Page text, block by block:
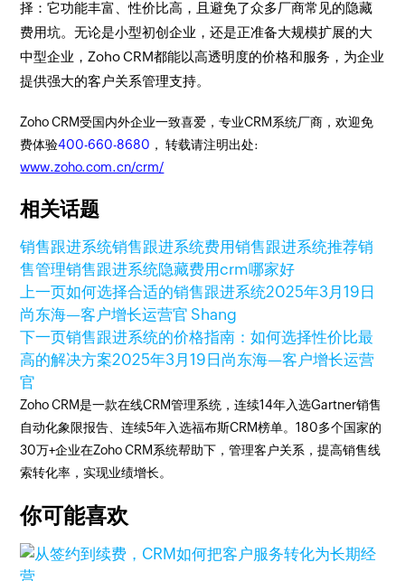
择：它功能丰富、性价比高，且避免了众多厂商常见的隐藏
费用坑。无论是小型初创企业，还是正准备大规模扩展的大
中型企业，Zoho CRM都能以高透明度的价格和服务，为企业
提供强大的客户关系管理支持。
Zoho CRM受国内外企业一致喜爱，专业CRM系统厂商，欢迎免
费体验400-660-8680 ， 转载请注明出处:
www.zoho.com.cn/crm/
相关话题
销售跟进系统销售跟进系统费用销售跟进系统推荐销
售管理销售跟进系统隐藏费用crm哪家好
上一页如何选择合适的销售跟进系统2025年3月19日
尚东海—客户增长运营官 Shang
下一页销售跟进系统的价格指南：如何选择性价比最
高的解决方案2025年3月19日 尚东海—客户增长运营
官
Zoho CRM是一款在线CRM管理系统，连续14年入选Gartner销售
自动化象限报告、连续5年入选福布斯CRM榜单。180多个国家的
30万+企业在Zoho CRM系统帮助下，管理客户关系，提高销售线
索转化率，实现业绩增长。
你可能喜欢